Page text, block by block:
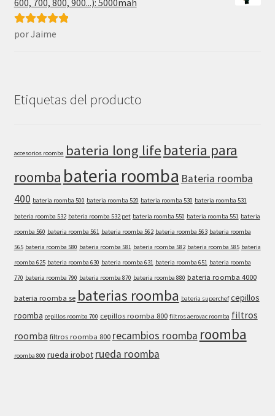
Valorado con
por Jaime
Etiquetas del producto
accesorios roomba bateria long life bateria para
roomba bateria roomba Bateria roomba
400 bateria roomba 500 bateria roomba 520 bateria roomba 530 bateria roomba 531
bateria roomba 532 bateria roomba 532 pet bateria roomba 550 bateria roomba 551 bateria
roomba 560 bateria roomba 561 bateria roomba 562 bateria roomba 563 bateria roomba
565 bateria roomba 580 bateria roomba 581 bateria roomba 582 bateria roomba 585 bateria
roomba 625 bateria roomba 630 bateria roomba 631 bateria roomba 651 bateria roomba
770 bateria roomba 790 bateria roomba 870 bateria roomba 880 bateria roomba 4000
bateria roomba se baterias roomba bateria superchef cepillos
roomba cepillos roomba 700 cepillos roomba 800 filtros aerovac roomba filtros
roomba filtros roomba 800 recambios roomba roomba
roomba 800 rueda irobot rueda roomba